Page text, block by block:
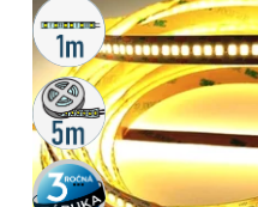
Metrážny
predaj
5m
rolka
3 roky
záruka